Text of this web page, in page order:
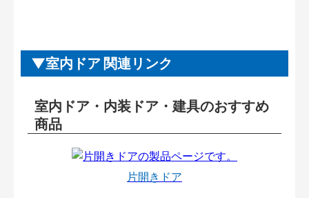
室内ドア 関連リンク
室内ドア・内装ドア・建具のおすすめ
商品
片開きドア